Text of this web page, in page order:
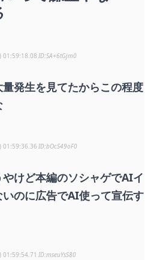
01:59:18.08 SA+6tGjm0
発生を見てたからこの程度
01:59:36.36 bOcS49oF0
けど本編のソシャゲでAIイ
のに広告でAI使って宣伝す
01:59:54.71 mseuYsS80